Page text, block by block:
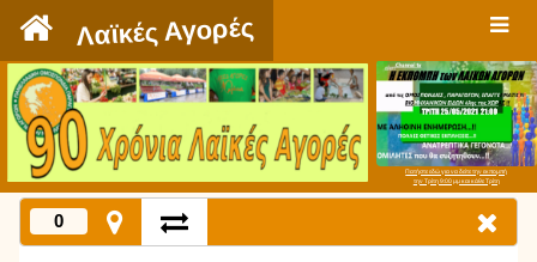
Λαϊκές Αγορές
Πατήστε εδώ για να δείτε την εκπομπή
την Τρίτη 9:00 μμ και κάθε Τρίτη
0